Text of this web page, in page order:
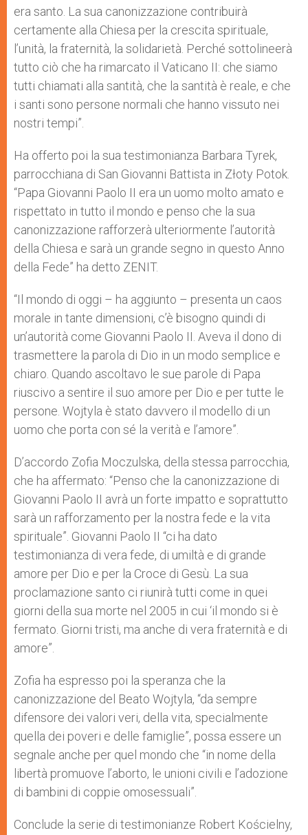
era santo. La sua canonizzazione contribuirà
certamente alla Chiesa per la crescita spirituale,
l’unità, la fraternità, la solidarietà. Perché sottolineerà
tutto ciò che ha rimarcato il Vaticano II: che siamo
tutti chiamati alla santità, che la santità è reale, e che
i santi sono persone normali che hanno vissuto nei
nostri tempi”.
Ha offerto poi la sua testimonianza Barbara Tyrek,
parrocchiana di San Giovanni Battista in Złoty Potok.
“Papa Giovanni Paolo II era un uomo molto amato e
rispettato in tutto il mondo e penso che la sua
canonizzazione rafforzerà ulteriormente l’autorità
della Chiesa e sarà un grande segno in questo Anno
della Fede” ha detto ZENIT.
“Il mondo di oggi – ha aggiunto – presenta un caos
morale in tante dimensioni, c’è bisogno quindi di
un’autorità come Giovanni Paolo II. Aveva il dono di
trasmettere la parola di Dio in un modo semplice e
chiaro. Quando ascoltavo le sue parole di Papa
riuscivo a sentire il suo amore per Dio e per tutte le
persone. Wojtyla è stato davvero il modello di un
uomo che porta con sé la verità e l’amore”.
D’accordo Zofia Moczulska, della stessa parrocchia,
che ha affermato: “Penso che la canonizzazione di
Giovanni Paolo II avrà un forte impatto e soprattutto
sarà un rafforzamento per la nostra fede e la vita
spirituale”. Giovanni Paolo II “ci ha dato
testimonianza di vera fede, di umiltà e di grande
amore per Dio e per la Croce di Gesù. La sua
proclamazione santo ci riunirà tutti come in quei
giorni della sua morte nel 2005 in cui ‘il mondo si è
fermato. Giorni tristi, ma anche di vera fraternità e di
amore”.
Zofia ha espresso poi la speranza che la
canonizzazione del Beato Wojtyla, “da sempre
difensore dei valori veri, della vita, specialmente
quella dei poveri e delle famiglie”, possa essere un
segnale anche per quel mondo che “in nome della
libertà promuove l’aborto, le unioni civili e l’adozione
di bambini di coppie omosessuali”.
Conclude la serie di testimonianze Robert Kościelny,